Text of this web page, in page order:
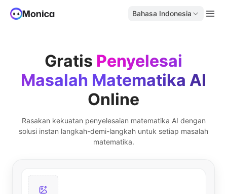
Bahasa Indonesia
Gratis Penyelesai
Masalah Matematika AI
Online
Rasakan kekuatan penyelesaian matematika AI dengan
solusi instan langkah-demi-langkah untuk setiap masalah
matematika.